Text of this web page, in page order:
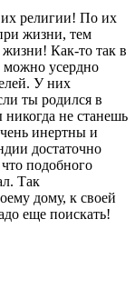
их религии! По их
жизни, тем
Как-то так в
можно усердно
У них
ты родился в
не станешь
инертны и
достаточно
подобного
Так
дому, к своей
еще поискать!